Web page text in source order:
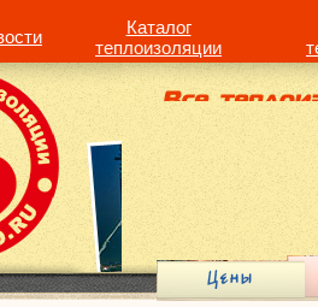
Каталог
теплоизоляции